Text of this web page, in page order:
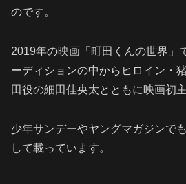
のです。
2019年の映画「町田くんの世界」
ーディションの中からヒロイン・
田役の細田佳央太とともに映画初
少年サンデーやヤングマガジンで
して載っています。